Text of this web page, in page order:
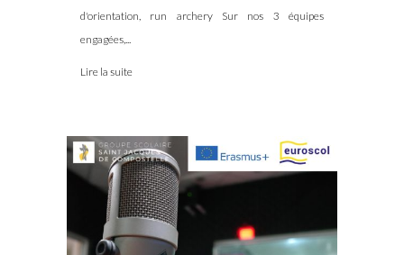
d'orientation, run archery Sur nos 3 équipes
engagées,...
Lire la suite